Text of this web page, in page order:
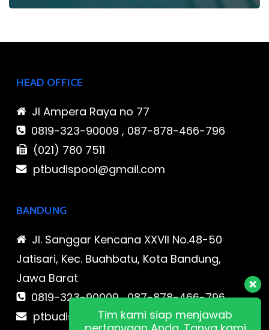
HEAD OFFICE
Jl Ampera Raya no 77
0819-323-90009 , 087-878-466-796
(021) 780 7511
ptbudispool@gmail.com
BANDUNG
Jl. Sanggar Kencana XXVII No.48-50
Jatisari, Kec. Buahbatu, Kota Bandung,
Jawa Barat
0819-323-90009 , 087-878-466-796
ptbudispool@gmail.comTim kami siap menjawab